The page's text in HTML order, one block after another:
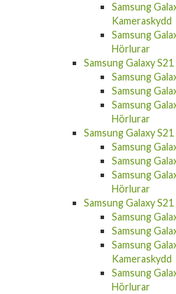
Samsung
Kameraskydd
Samsung
Hörlurar
Samsung Galaxy S21
Samsung
Samsung
Samsung
Hörlurar
Samsung Galaxy
Samsung
Samsung
Samsung
Hörlurar
Samsung Galaxy
Samsung
Samsung
Samsung
Kameraskydd
Samsung
Hörlurar